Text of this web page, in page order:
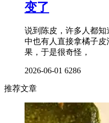
变了
说到陈皮，许多人都
中也有人直接拿橘子
果，于是很奇怪，
2026-06-01 6286
推荐文章